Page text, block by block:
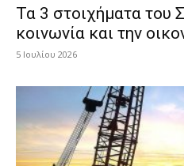
Τα 3 στοιχήματα του
κοινωνία και την
5 Ιουλίου 2026